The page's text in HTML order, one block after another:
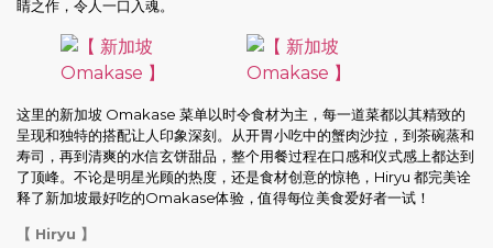
睛之作，令人一口入魂。
这里的新加坡 Omakase 菜单以时令食材为主，每一道菜都以其精致的
呈现和独特的搭配让人印象深刻。从开胃小吃中的蟹肉沙拉，到茶碗蒸和
寿司，再到清爽的水信玄饼甜品，整个用餐过程在口感和仪式感上都达到
了顶峰。不论是明星光顾的热度，还是食材创意的惊艳，Hiryu 都完美诠
释了新加坡最好吃的Omakase体验，值得每位美食爱好者一试！
【 Hiryu 】